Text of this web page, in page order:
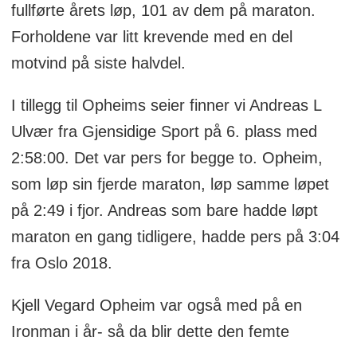
fullførte årets løp, 101 av dem på maraton.
Forholdene var litt krevende med en del
motvind på siste halvdel.
I tillegg til Opheims seier finner vi Andreas L
Ulvær fra Gjensidige Sport på 6. plass med
2:58:00. Det var pers for begge to. Opheim,
som løp sin fjerde maraton, løp samme løpet
på 2:49 i fjor. Andreas som bare hadde løpt
maraton en gang tidligere, hadde pers på 3:04
fra Oslo 2018.
Kjell Vegard Opheim var også med på en
Ironman i år- så da blir dette den femte